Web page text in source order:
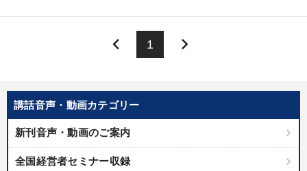
講話音声・動画カテゴリー
新刊音声・動画のご案内
全国経営者セミナー収録
keyboard_arrow_left 1 keyboard_arrow_right